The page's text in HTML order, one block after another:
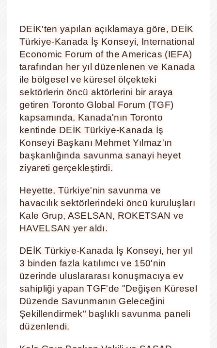
DEİK'ten yapılan açıklamaya göre, DEİK
Türkiye-Kanada İş Konseyi, International
Economic Forum of the Americas (IEFA)
tarafından her yıl düzenlenen ve Kanada
ile bölgesel ve küresel ölçekteki
sektörlerin öncü aktörlerini bir araya
getiren Toronto Global Forum (TGF)
kapsamında, Kanada'nın Toronto
kentinde DEİK Türkiye-Kanada İş
Konseyi Başkanı Mehmet Yılmaz'ın
başkanlığında savunma sanayi heyet
ziyareti gerçekleştirdi.
Heyette, Türkiye'nin savunma ve
havacılık sektörlerindeki öncü kuruluşları
Kale Grup, ASELSAN, ROKETSAN ve
HAVELSAN yer aldı.
DEİK Türkiye-Kanada İş Konseyi, her yıl
3 binden fazla katılımcı ve 150'nin
üzerinde uluslararası konuşmacıya ev
sahipliği yapan TGF'de "Değişen Küresel
Düzende Savunmanın Geleceğini
Şekillendirmek" başlıklı savunma paneli
düzenlendi.